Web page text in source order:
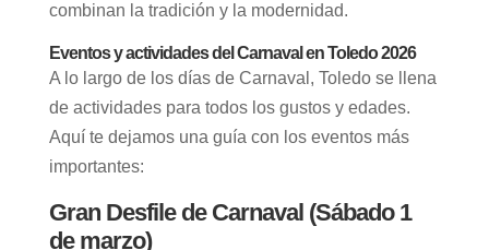
combinan la tradición y la modernidad.
Eventos y actividades del Carnaval en Toledo 2026
A lo largo de los días de Carnaval, Toledo se llena
de actividades para todos los gustos y edades.
Aquí te dejamos una guía con los eventos más
importantes:
Gran Desfile de Carnaval (Sábado 1
de marzo)